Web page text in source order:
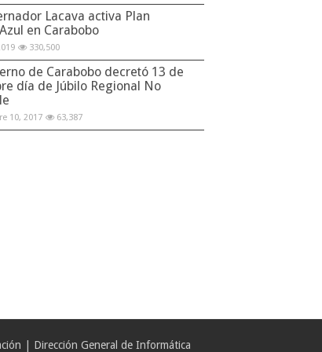
Lacava activa Plan
en Carabobo
330,500
de Carabobo decretó 13 de
día de Júbilo Regional No
10, 2017 63,387
| Dirección General de Informática